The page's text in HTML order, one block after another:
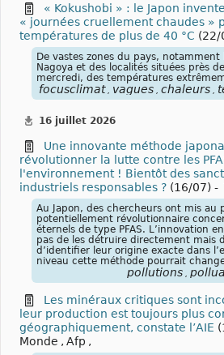
« Kokushobi » : le Japon
« journées cruellement chaudes »
températures de plus de 40 °C (22/
De vastes zones du pays,
Nagoya et des localités situées près
mercredi, des températures
focusclimat vagues chaleurs
16 juillet 2026
Une innovante méthode
révolutionner la lutte contre les
l'environnement ! Bientôt des
industriels responsables ? (16/07) -
Au Japon, des chercheurs ont mis au
potentiellement révolutionnaire
éternels de type PFAS. L’innovation
pas de les détruire directement mais
d’identifier leur origine exacte dans
niveau cette méthode pourrait
pollutions
Les minéraux critiques sont
leur production est toujours plus
géographiquement, constate l’AIE
Monde , Afp ,